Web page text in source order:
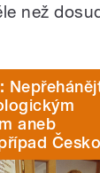
než
aneb
Česko